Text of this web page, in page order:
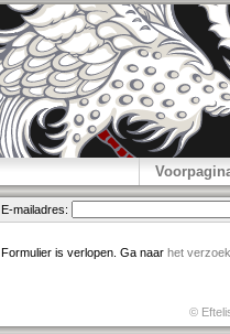
E-mailadres:
Formulier is verlopen. Ga naar het verzoek
©